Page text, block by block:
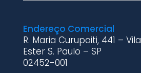
Endereço Comercial
R. Maria Curupaiti, 441 – Vila
Ester S. Paulo – SP
02452-001